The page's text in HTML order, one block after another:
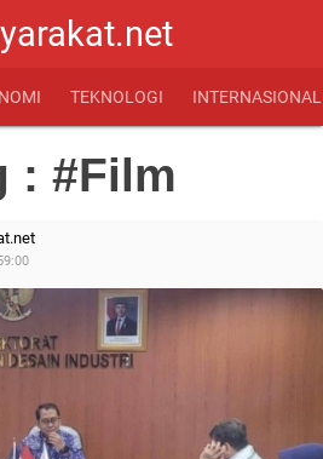
TEKNOLOGI INTERNASIONAL
: #Film